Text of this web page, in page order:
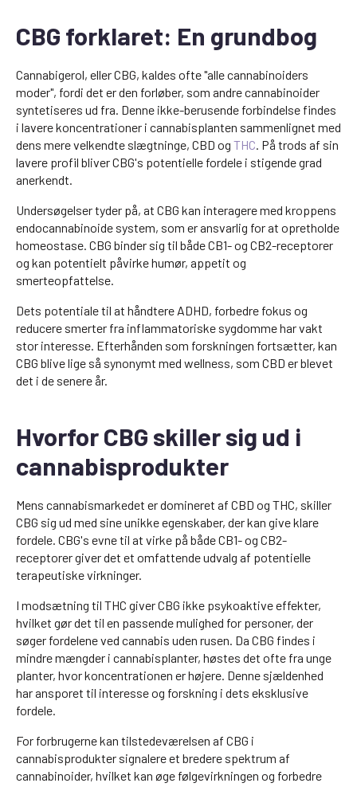
CBG forklaret: En grundbog
Cannabigerol, eller CBG, kaldes ofte "alle cannabinoiders
moder", fordi det er den forløber, som andre cannabinoider
syntetiseres ud fra. Denne ikke-berusende forbindelse findes
i lavere koncentrationer i cannabisplanten sammenlignet med
dens mere velkendte slægtninge, CBD og THC. På trods af sin
lavere profil bliver CBG's potentielle fordele i stigende grad
anerkendt.
Undersøgelser tyder på, at CBG kan interagere med kroppens
endocannabinoide system, som er ansvarlig for at opretholde
homeostase. CBG binder sig til både CB1- og CB2-receptorer
og kan potentielt påvirke humør, appetit og
smerteopfattelse.
Dets potentiale til at håndtere ADHD, forbedre fokus og
reducere smerter fra inflammatoriske sygdomme har vakt
stor interesse. Efterhånden som forskningen fortsætter, kan
CBG blive lige så synonymt med wellness, som CBD er blevet
det i de senere år.
Hvorfor CBG skiller sig ud i
cannabisprodukter
Mens cannabismarkedet er domineret af CBD og THC, skiller
CBG sig ud med sine unikke egenskaber, der kan give klare
fordele. CBG's evne til at virke på både CB1- og CB2-
receptorer giver det et omfattende udvalg af potentielle
terapeutiske virkninger.
I modsætning til THC giver CBG ikke psykoaktive effekter,
hvilket gør det til en passende mulighed for personer, der
søger fordelene ved cannabis uden rusen. Da CBG findes i
mindre mængder i cannabisplanter, høstes det ofte fra unge
planter, hvor koncentrationen er højere. Denne sjældenhed
har ansporet til interesse og forskning i dets eksklusive
fordele.
For forbrugerne kan tilstedeværelsen af CBG i
cannabisprodukter signalere et bredere spektrum af
cannabinoider, hvilket kan øge følgevirkningen og forbedre